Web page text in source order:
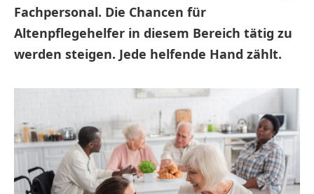
Fachpersonal. Die Chancen für
Altenpflegehelfer in diesem Bereich tätig zu
werden steigen. Jede helfende Hand zählt.